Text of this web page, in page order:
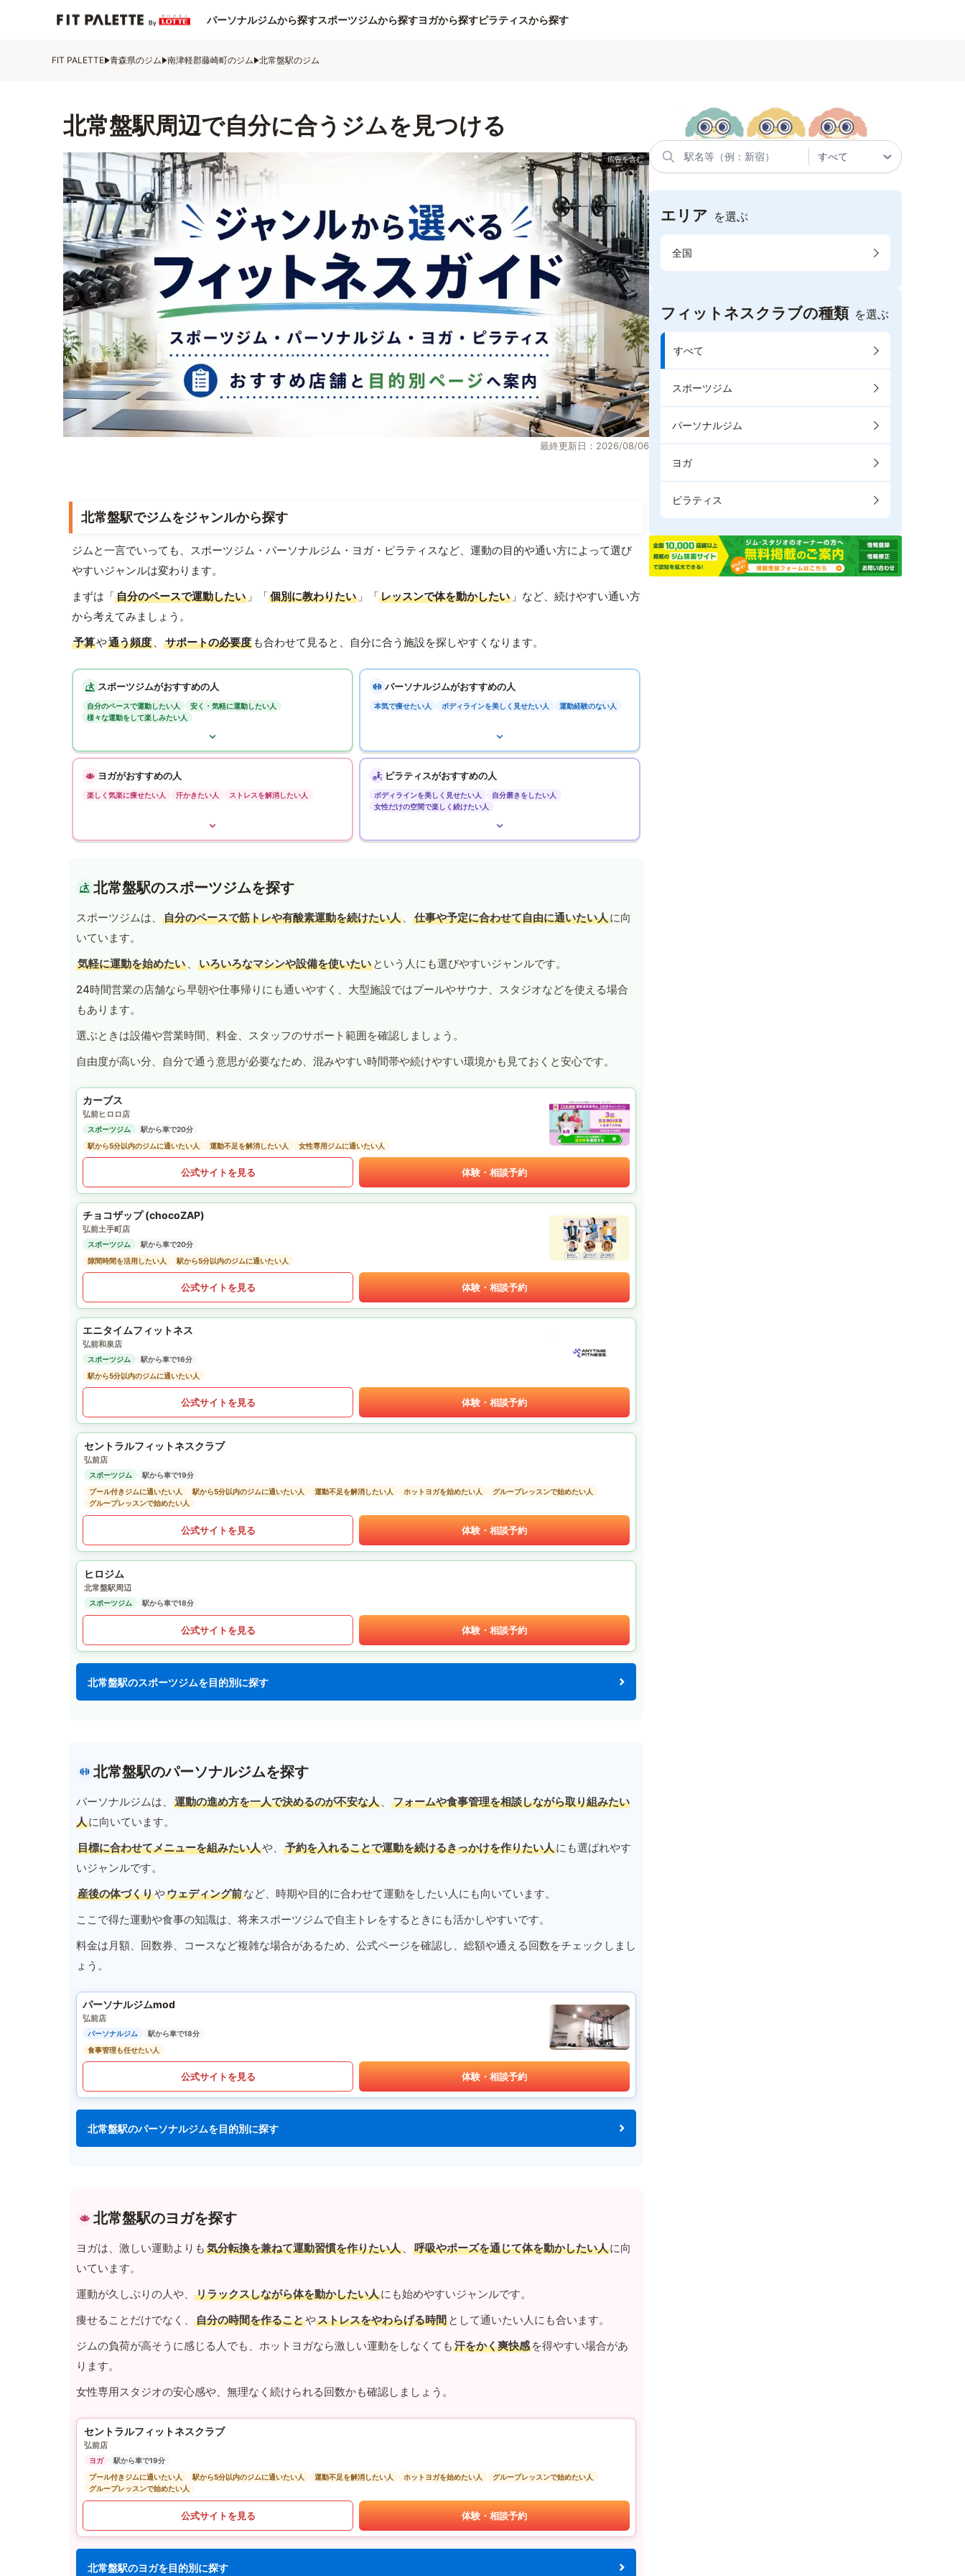
パーソナルジムから探すスポーツジムから探すヨガから探すピラティスから探す
FIT PALETTE 青森県のジム 南津軽郡藤崎町のジム 北常盤駅のジム
北常盤駅周辺で自分に合うジムを見つける
最終更新日：2026/08/06
北常盤駅でジムをジャンルから探す
ジムと一言でいっても、スポーツジム・パーソナルジム・ヨガ・ピラティスなど、運動の目的や通い方によって選び
やすいジャンルは変わります。
まずは「自分のペースで運動したい 」「個別に教わりたい 」「レッスンで体を動かしたい 」など、続けやすい通い方
から考えてみましょう。
予算や通う頻度 、 サポートの必要度 も合わせて見ると、自分に合う施設を探しやすくなります。
スポーツジムがおすすめの人
自分のペースで運動したい人
安く・気軽に運動したい人
様々な運動をして楽しみたい人
パーソナルジムがおすすめの人
本気で痩せたい人 ボディラインを美しく見せたい人 運動経験のない人
ヨガがおすすめの人
楽しく気楽に痩せたい人 汗かきたい人 ストレスを解消したい人
ピラティスがおすすめの人
ボディラインを美しく見せたい人
自分磨きをしたい人
女性だけの空間で楽しく続けたい人
北常盤駅のスポーツジムを探す
スポーツジムは、 自分のペースで筋トレや有酸素運動を続けたい人 、 仕事や予定に合わせて自由に通いたい人に向
いています。
気軽に運動を始めたい 、 いろいろなマシンや設備を使いたい という人にも選びやすいジャンルです。
24時間営業の店舗なら早朝や仕事帰りにも通いやすく、大型施設ではプールやサウナ、スタジオなどを使える場合
もあります。
選ぶときは設備や営業時間、料金、スタッフのサポート範囲を確認しましょう。
自由度が高い分、自分で通う意思が必要なため、混みやすい時間帯や続けやすい環境かも見ておくと安心です。
カーブス
弘前ヒロロ店
スポーツジム
駅から車で20分
駅から5分以内のジムに通いたい人
運動不足を解消したい人 女性専用ジムに通いたい人
公式サイトを見る 体験・相談予約
チョコザップ (chocoZAP)
弘前土手町店
スポーツジム
駅から車で20分
隙間時間を活用したい人
駅から5分以内のジムに通いたい人
公式サイトを見る 体験・相談予約
エニタイムフィットネス
弘前和泉店
スポーツジム
駅から車で16分
駅から5分以内のジムに通いたい人
公式サイトを見る 体験・相談予約
セントラルフィットネスクラブ
弘前店
スポーツジム
駅から車で19分
プール付きジムに通いたい人
駅から5分以内のジムに通いたい人 運動不足を解消したい人 ホットヨガを始めたい人
グループレッスンで始めたい人
グループレッスンで始めたい人
公式サイトを見る 体験・相談予約
ヒロジム
北常盤駅周辺
スポーツジム 駅から車で18分
公式サイトを見る 体験・相談予約
北常盤駅のスポーツジムを目的別に探す
北常盤駅のパーソナルジムを探す
パーソナルジムは、 運動の進め方を一人で決めるのが不安な人 、
フォームや食事管理を相談しながら取り組みたい
人に向いています。
目標に合わせてメニューを組みたい人や、 予約を入れることで運動を続けるきっかけを作りたい人にも選ばれやす
いジャンルです。
産後の体づくりやウェディング前など、時期や目的に合わせて運動をしたい人にも向いています。
ここで得た運動や食事の知識は、将来スポーツジムで自主トレをするときにも活かしやすいです。
料金は月額、回数券、コースなど複雑な場合があるため、公式ページを確認し、総額や通える回数をチェックしまし
ょう。
パーソナルジムmod
弘前店
パーソナルジム
駅から車で18分
食事管理も任せたい人
公式サイトを見る 体験・相談予約
北常盤駅のパーソナルジムを目的別に探す
北常盤駅のヨガを探す
ヨガは、激しい運動よりも 気分転換を兼ねて運動習慣を作りたい人 、 呼吸やポーズを通じて体を動かしたい人に向
いています。
運動が久しぶりの人や、
リラックスしながら体を動かしたい人にも始めやすいジャンルです。
痩せることだけでなく、
自分の時間を作ることやストレスをやわらげる時間 として通いたい人にも合います。
ジムの負荷が高そうに感じる人でも、ホットヨガなら激しい運動をしなくても 汗をかく爽快感 を得やすい場合があ
ります。
女性専用スタジオの安心感や、無理なく続けられる回数かも確認しましょう。
セントラルフィットネスクラブ
弘前店
ヨガ
駅から車で19分
プール付きジムに通いたい人
駅から5分以内のジムに通いたい人 運動不足を解消したい人 ホットヨガを始めたい人
グループレッスンで始めたい人
グループレッスンで始めたい人
公式サイトを見る 体験・相談予約
北常盤駅のヨガを目的別に探す
エリア を選ぶ
全国
フィットネスクラブの種類 を選ぶ
すべて
スポーツジム
パーソナルジム
ヨガ
ピラティス